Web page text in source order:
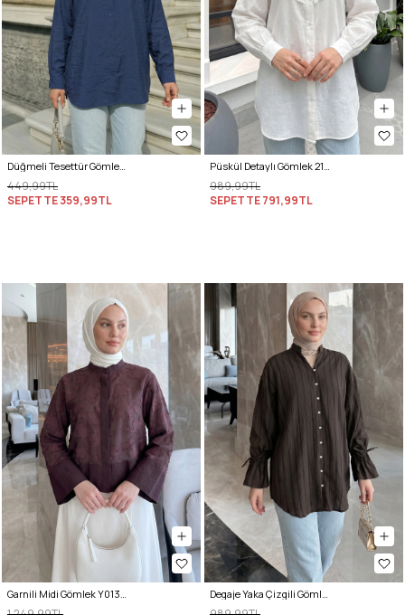
Düğmeli Tesettür Gömlek 612137 - LACİVERT
449,99TL
SEPETTE359,99TL
Püskül Detaylı Gömlek 2109 - BEYAZ
989,99TL
SEPETTE791,99TL
Garnili Midi Gömlek Y0138 - MÜRDÜM Degaje Yaka Çizgili Gömlek Y0121 - ACI KAHVE